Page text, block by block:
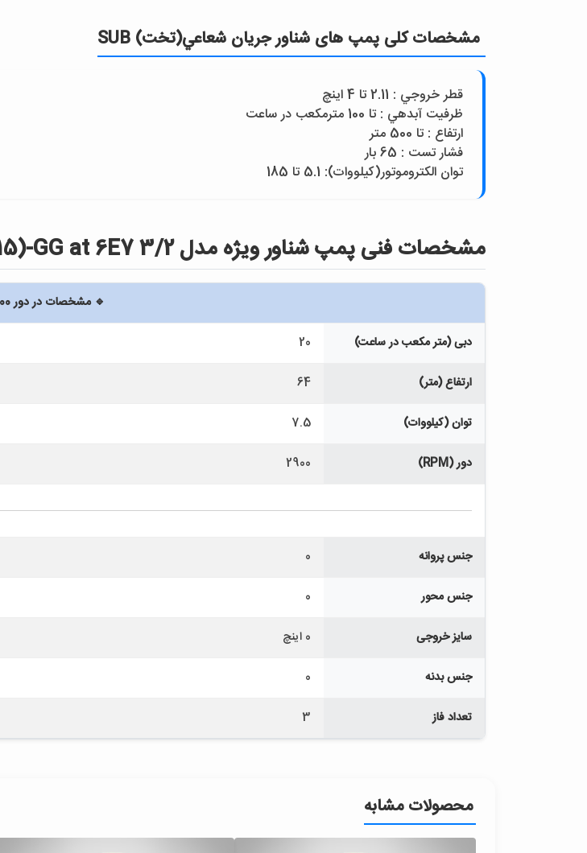
مشخصات کلی پمپ های شناور جريان شعاعي(تخت) SUB
قطر خروجي : 2.11 تا 4 اينچ
ظرفيت آبدهي : تا 100 مترمکعب در ساعت
ارتفاع : تا 500 متر
فشار تست : 65 بار
توان الکتروموتور(کيلووات): 5.1 تا 185
مشخصات فنی پمپ شناور ويژه مدل UQH 233/4(115)-GG at 6E7 3/2
🔹 مشخصات در دور 2900
دبی (متر مکعب در ساعت) 20
ارتفاع (متر) 64
توان (کیلووات) 7.5
دور (RPM) 2900
جنس پروانه 0
جنس محور 0
سایز خروجی 0 اینچ
جنس بدنه 0
تعداد فاز 3
محصولات مشابه